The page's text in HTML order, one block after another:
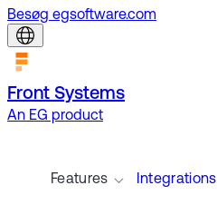
Besøg egsoftware.com
Front Systems
An EG product
Features Integrations